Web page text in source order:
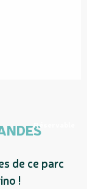
de ce parc
!
Réservable